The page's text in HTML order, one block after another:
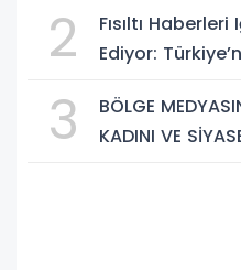
BULUŞMA
2
Fısıltı
Ediyor:
3
BÖLGE
KADINI VE